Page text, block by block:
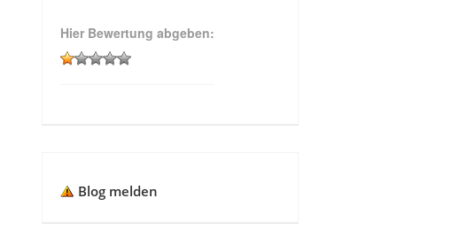
Hier Bewertung abgeben:
Blog melden